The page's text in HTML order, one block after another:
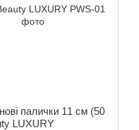
палички 11 см (50
LUXURY